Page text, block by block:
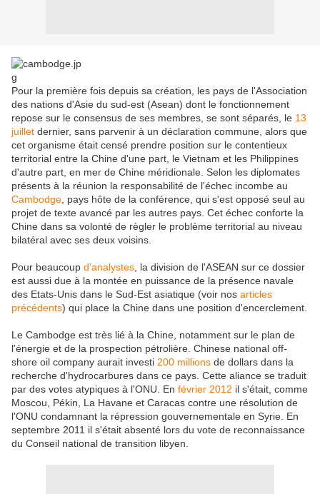
Pour la première fois depuis sa création, les pays de l'Association
des nations d'Asie du sud-est (Asean) dont le fonctionnement
repose sur le consensus de ses membres, se sont séparés, le 13
juillet dernier, sans parvenir à un déclaration commune, alors que
cet organisme était censé prendre position sur le contentieux
territorial entre la Chine d'une part, le Vietnam et les Philippines
d'autre part, en mer de Chine méridionale. Selon les diplomates
présents à la réunion la responsabilité de l'échec incombe au
Cambodge , pays hôte de la conférence, qui s'est opposé seul au
projet de texte avancé par les autres pays. Cet échec conforte la
Chine dans sa volonté de règler le problème territorial au niveau
bilatéral avec ses deux voisins.
Pour beaucoup d'analystes , la division de l'ASEAN sur ce dossier
est aussi due à la montée en puissance de la présence navale
des Etats-Unis dans le Sud-Est asiatique (voir nos articles
précédents) qui place la Chine dans une position d'encerclement.
Le Cambodge est très lié à la Chine, notamment sur le plan de
l'énergie et de la prospection pétrolière. Chinese national off-
shore oil company aurait investi 200 millions de dollars dans la
recherche d'hydrocarbures dans ce pays. Cette aliance se traduit
par des votes atypiques à l'ONU. En février 2012 il s'était, comme
Moscou, Pékin, La Havane et Caracas contre une résolution de
l'ONU condamnant la répression gouvernementale en Syrie. En
septembre 2011 il s'était absenté lors du vote de reconnaissance
du Conseil national de transition libyen.